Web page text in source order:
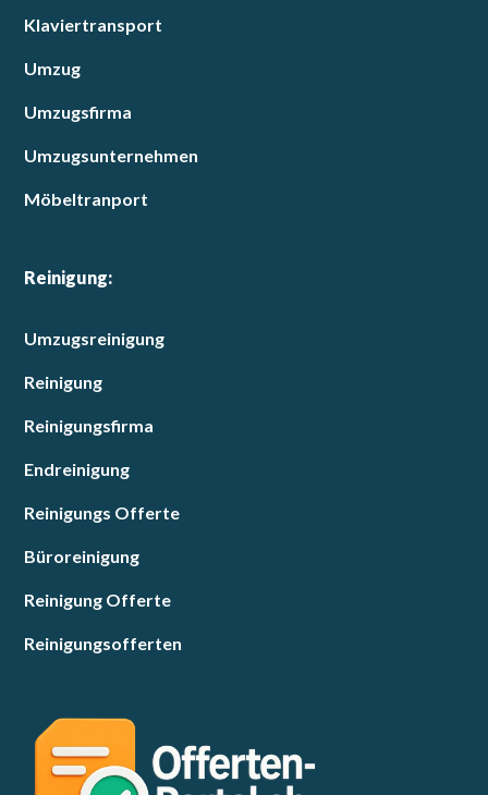
Klaviertransport
Umzug
Umzugsfirma
Umzugsunternehmen
Möbeltranport
Reinigung:
Umzugsreinigung
Reinigung
Reinigungsfirma
Endreinigung
Reinigungs Offerte
Büroreinigung
Reinigung Offerte
Reinigungsofferten